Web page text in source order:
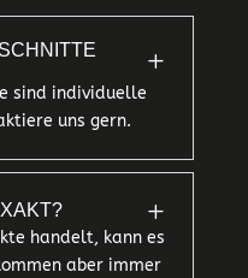
L
sind individuelle
uns gern.
L
handelt, kann es
aber immer